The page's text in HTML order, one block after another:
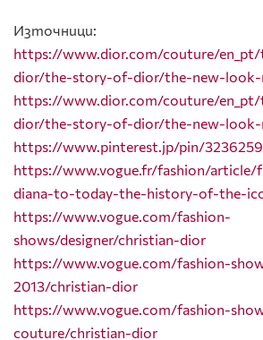
Източници:
https://www.dior.com/couture/
dior/the-story-of-dior/the-new-look-
https://www.dior.com/couture/
dior/the-story-of-dior/the-new-look-
https://www.pinterest.jp/pin/
https://www.vogue.fr/fashion/article/
diana-to-today-the-history-of-the-
https://www.vogue.com/fashion-
shows/designer/christian-dior
https://www.vogue.com/fashion-
2013/christian-dior
https://www.vogue.com/fashion-
couture/christian-dior